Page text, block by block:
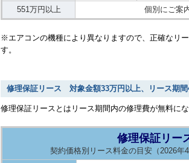
551万円以上
個別にご案
※エアコンの機種により異なりますので、正確なリ
す。
修理保証リース 対象金額33万円以上、リース期間
修理保証リースとはリース期間内の修理費が無料に
修理保証リー
契約価格別リース料金の目安（2026年